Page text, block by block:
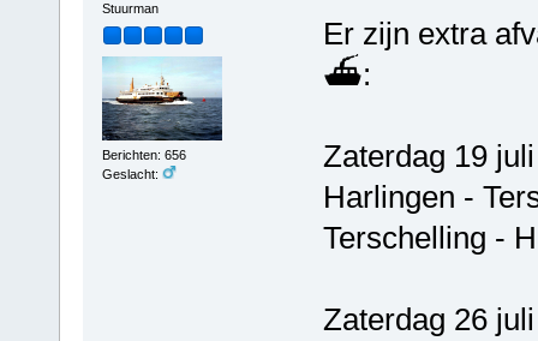
Stuurman
Berichten: 656
Geslacht:
Er zijn extra
⛴️:
Zaterdag 19
Harlingen -
Terschelling -
Zaterdag 26